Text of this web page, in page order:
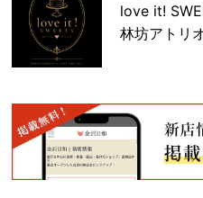
love it!
林坊アトリ